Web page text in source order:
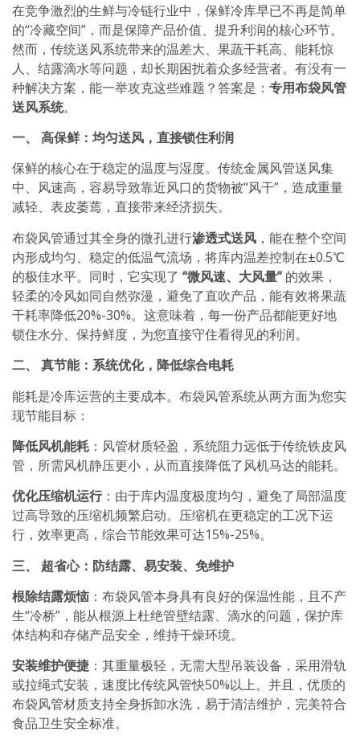
在竞争激烈的生鲜与冷链行业中，保鲜冷库早已不再是简单
的“冷藏空间”，而是保障产品价值、提升利润的核心环节。
然而，传统送风系统带来的温差大、果蔬干耗高、能耗惊
人、结露滴水等问题，却长期困扰着众多经营者。有没有一
种解决方案，能一举攻克这些难题？答案是： 专用布袋风管
送风系统。
一、 高保鲜：均匀送风，直接锁住利润
保鲜的核心在于稳定的温度与湿度。传统金属风管送风集
中、风速高，容易导致靠近风口的货物被“风干”，造成重量
减轻、表皮萎蔫，直接带来经济损失。
布袋风管通过其全身的微孔进行渗透式送风 ，能在整个空间
内形成均匀、稳定的低温气流场，将库内温差控制在±0.5℃
的极佳水平。同时，它实现了 “微风速、大风量” 的效果，
轻柔的冷风如同自然弥漫，避免了直吹产品，能有效将果蔬
干耗率降低20%-30%。这意味着，每一份产品都能更好地
锁住水分、保持鲜度，为您直接守住看得见的利润。
二、 真节能：系统优化，降低综合电耗
能耗是冷库运营的主要成本。布袋风管系统从两方面为您实
现节能目标：
降低风机能耗 ：风管材质轻盈，系统阻力远低于传统铁皮风
管，所需风机静压更小，从而直接降低了风机马达的能耗。
优化压缩机运行：由于库内温度极度均匀，避免了局部温度
过高导致的压缩机频繁启动。压缩机在更稳定的工况下运
行，效率更高，综合节能效果可达15%-25%。
三、 超省心：防结露、易安装、免维护
根除结露烦恼 ：布袋风管本身具有良好的保温性能，且不产
生“冷桥”，能从根源上杜绝管壁结露、滴水的问题，保护库
体结构和存储产品安全，维持干燥环境。
安装维护便捷 ：其重量极轻，无需大型吊装设备，采用滑轨
或拉绳式安装，速度比传统风管快50%以上。并且，优质的
布袋风管材质支持全身拆卸水洗，易于清洁维护，完美符合
食品卫生安全标准。